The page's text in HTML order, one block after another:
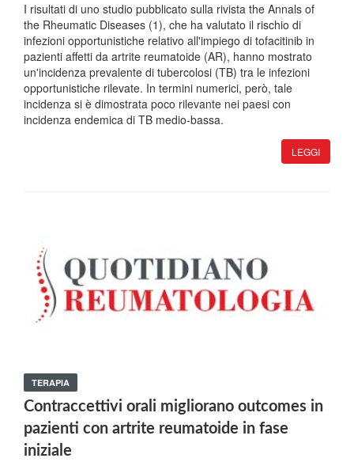
I risultati di uno studio pubblicato sulla rivista the Annals of
the Rheumatic Diseases (1), che ha valutato il rischio di
infezioni opportunistiche relativo all'impiego di tofacitinib in
pazienti affetti da artrite reumatoide (AR), hanno mostrato
un'incidenza prevalente di tubercolosi (TB) tra le infezioni
opportunistiche rilevate. In termini numerici, però, tale
incidenza si è dimostrata poco rilevante nei paesi con
incidenza endemica di TB medio-bassa.
LEGGI
TERAPIA
Contraccettivi orali migliorano outcomes in
pazienti con artrite reumatoide in fase
iniziale